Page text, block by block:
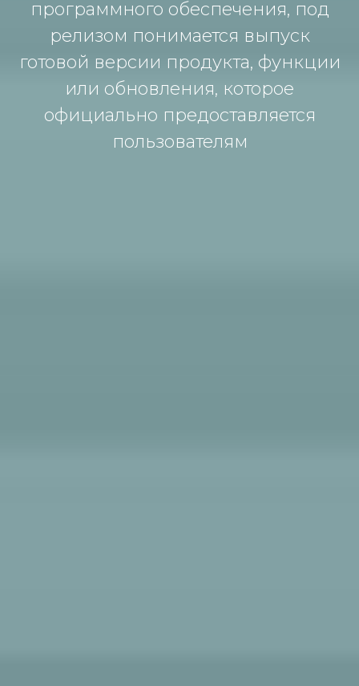
программного обеспечения, под
релизом понимается выпуск
готовой версии продукта, функции
или обновления, которое
официально предоставляется
пользователям